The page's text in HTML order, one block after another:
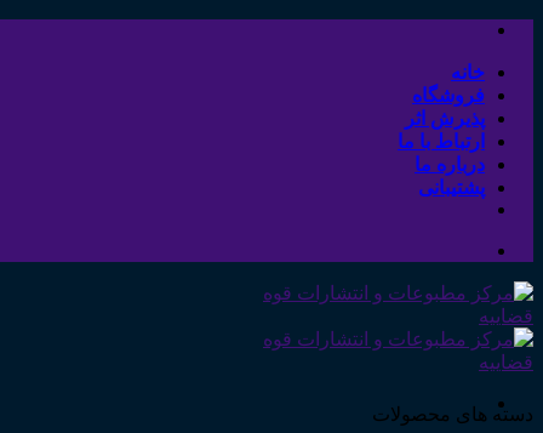
Skip
contentخانه
فروشگاه
پذیرش اثر
ارتباط با ما
درباره ما
پشتیبانی
دسته های محصولات